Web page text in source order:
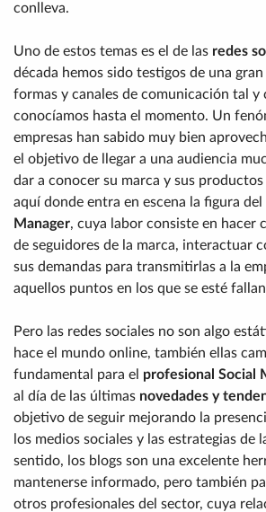
conlleva.
Uno de estos temas es el de las redes
década hemos sido testigos de una
formas y canales de comunicación tal y
conocíamos hasta el momento. Un
empresas han sabido muy bien
el objetivo de llegar a una audiencia
dar a conocer su marca y sus productos
aquí donde entra en escena la figura del
Manager, cuya labor consiste en hacer
de seguidores de la marca, interactuar
sus demandas para transmitirlas a la
aquellos puntos en los que se esté
Pero las redes sociales no son algo
hace el mundo online, también ellas
fundamental para el profesional Social
al día de las últimas novedades y
objetivo de seguir mejorando la
los medios sociales y las estrategias de
sentido, los blogs son una excelente
mantenerse informado, pero también
otros profesionales del sector, cuya